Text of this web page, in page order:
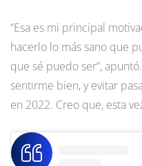
“Esa es mi principal
hacerlo lo más sano que
que sé puedo ser”,
sentirme bien, y evitar
en 2022. Creo que, esta